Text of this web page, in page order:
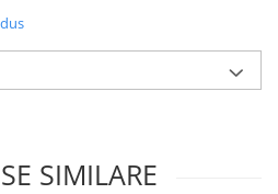
SIMILARE